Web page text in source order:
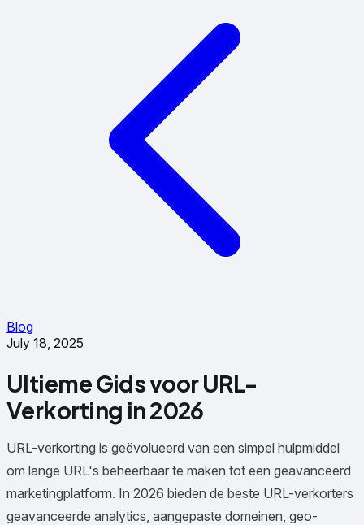
Blog
July 18, 2025
Ultieme Gids voor URL-
Verkorting in 2026
URL-verkorting is geëvolueerd van een simpel hulpmiddel
om lange URL's beheerbaar te maken tot een geavanceerd
marketingplatform. In 2026 bieden de beste URL-verkorters
geavanceerde analytics, aangepaste domeinen, geo-